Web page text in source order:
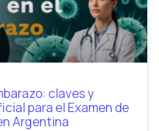
claves y
para el Examen de
Argentina